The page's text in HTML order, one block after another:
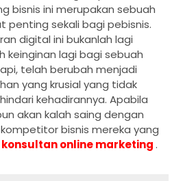
bisnis ini merupakan sebuah
penting sekali bagi pebisnis.
digital ini bukanlah lagi
keinginan lagi bagi sebuah
telah berubah menjadi
yang krusial yang tidak
kehadirannya. Apabila
akan kalah saing dengan
bisnis mereka yang
konsultan online marketing.